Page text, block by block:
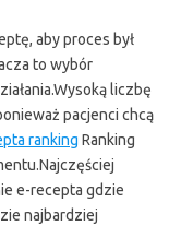
aby proces był
to wybór
liczbę
pacjenci chcą
ranking Ranking
e-recepta gdzie
najbardziej